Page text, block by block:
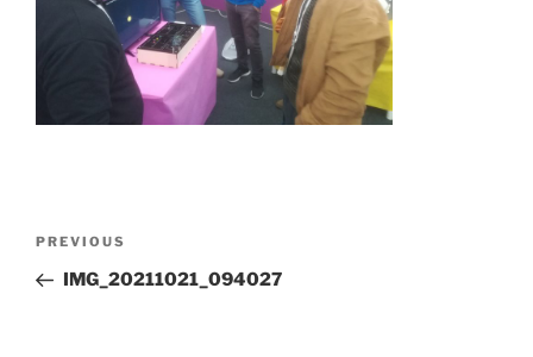
Previous
Post
PREVIOUS
IMG_20211021_094027